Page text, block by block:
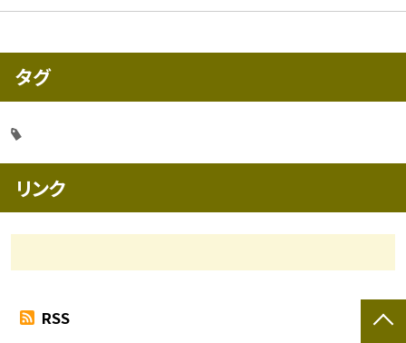
タグ
リンク
RSS